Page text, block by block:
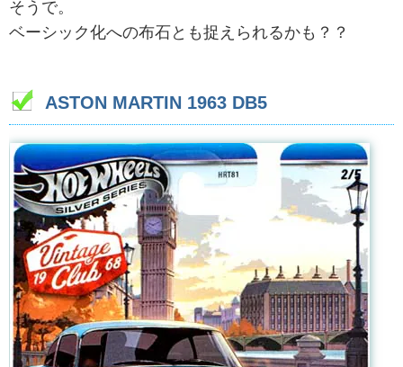
そうで。
ベーシック化への布石とも捉えられるかも？？
ASTON MARTIN 1963 DB5